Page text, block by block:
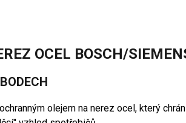
OCEL BOSCH/
olejem na nerez ocel, který